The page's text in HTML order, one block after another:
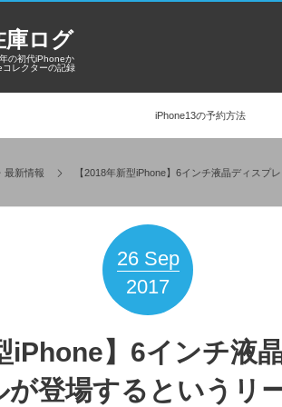
庫ログ
の初代iPhoneか
レクターの記録
iPhone13の予約方法
最新情報 【2018年新型iPhone】6インチ液晶ディスプ
26 Sep
2017
iPhone】6インチ液
が登場するというリ